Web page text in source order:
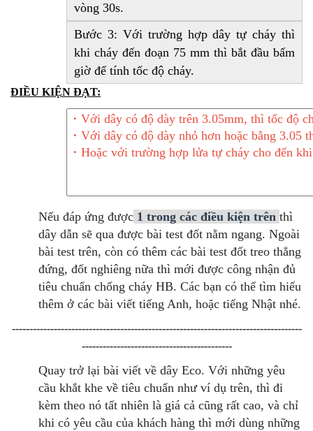
vòng 30s.
Bước 3: Với trường hợp dây tự cháy thì
khi cháy đến đoạn 75 mm thì bắt đầu bấm
giờ để tính tốc độ cháy.
ĐIỀU KIỆN ĐẠT:
Nếu đáp ứng được 1 trong các điều kiện trên thì
dây dẫn sẽ qua được bài test đốt nằm ngang. Ngoài
bài test trên, còn có thêm các bài test đốt treo thẳng
đứng, đốt nghiêng nữa thì mới được công nhận đủ
tiêu chuẩn chống cháy HB. Các bạn có thể tìm hiểu
thêm ở các bài viết tiếng Anh, hoặc tiếng Nhật nhé.
-----------------------------------------------------------------------------------
-------------------------------------------
Quay trở lại bài viết về dây Eco. Với những yêu
cầu khắt khe về tiêu chuẩn như ví dụ trên, thì đi
kèm theo nó tất nhiên là giá cả cũng rất cao, và chỉ
khi có yêu cầu của khách hàng thì mới dùng những